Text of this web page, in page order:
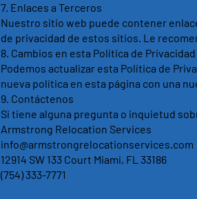
7.⁠ ⁠Enlaces a Terceros
Nuestro sitio web puede contener
de privacidad de estos sitios. Le
8.⁠ ⁠Cambios en esta Política de Privacidad
Podemos actualizar esta Política de
nueva política en esta página con una
9.⁠ ⁠Contáctenos
Si tiene alguna pregunta o inquietud
Armstrong Relocation Services
info@armstrongrelocationservices.com
12914 SW 133 Court Miami, FL 33186
(754) 333-7771